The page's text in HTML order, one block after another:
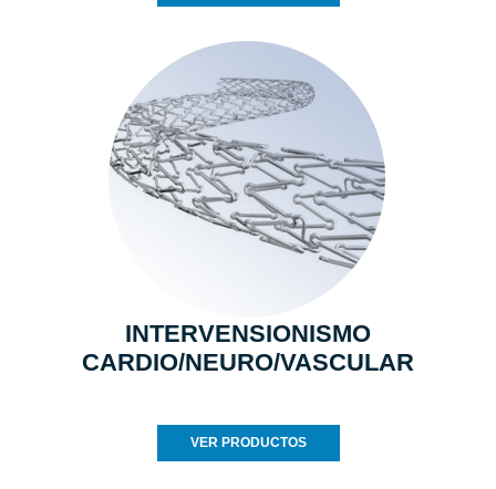
INTERVENSIONISMO
CARDIO/NEURO/VASCULAR
VER PRODUCTOS